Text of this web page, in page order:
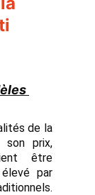
de la
son prix,
être
par